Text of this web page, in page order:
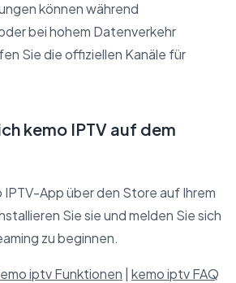
können während
bei hohem Datenverkehr
Sie die offiziellen Kanäle für
kemo IPTV auf dem
IPTV-App über den Store auf Ihrem
Sie sie und melden Sie sich
zu beginnen.
iptv Funktionen kemo iptv FAQ